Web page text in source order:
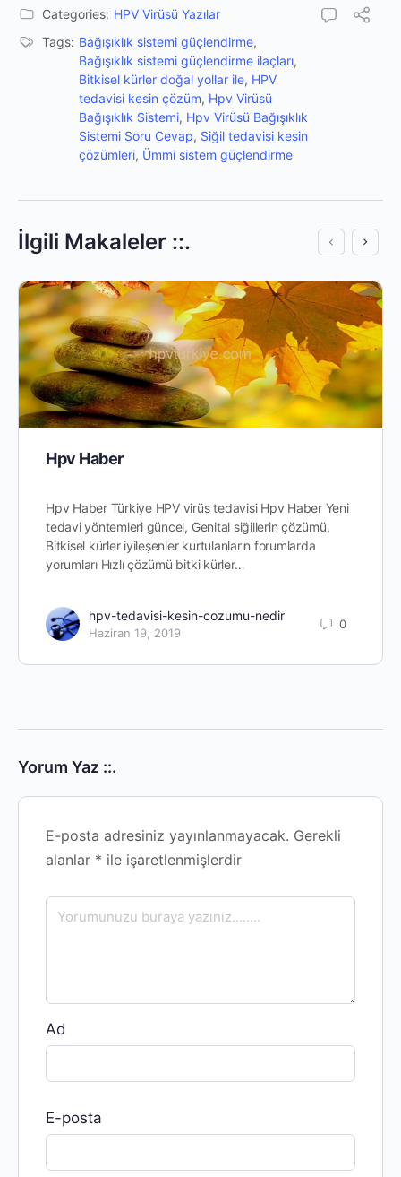
Categories: HPV Virüsü Yazılar
Tags: Bağışıklık sistemi güçlendirme,
Bağışıklık sistemi güçlendirme ilaçları,
Bitkisel kürler doğal yollar ile, HPV
tedavisi kesin çözüm, Hpv Virüsü
Bağışıklık Sistemi, Hpv Virüsü Bağışıklık
Sistemi Soru Cevap, Siğil tedavisi kesin
çözümleri, Ümmi sistem güçlendirme
İlgili Makaleler ::.
Hpv Haber
Hpv Haber Türkiye HPV virüs tedavisi Hpv Haber Yeni
tedavi yöntemleri güncel, Genital siğillerin çözümü,
Bitkisel kürler iyileşenler kurtulanların forumlarda
yorumları Hızlı çözümü bitki kürler…
hpv-tedavisi-kesin-cozumu-nedir
Haziran 19, 2019
0
Yorum Yaz ::.
E-posta adresiniz yayınlanmayacak. Gerekli
alanlar * ile işaretlenmişlerdir
Ad
E-posta